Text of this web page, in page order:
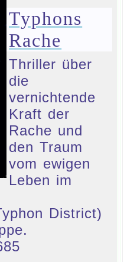
Typhons
Rache
Thriller über
die
vernichtende
Kraft der
Rache und
den Traum
vom ewigen
Leben im
District)